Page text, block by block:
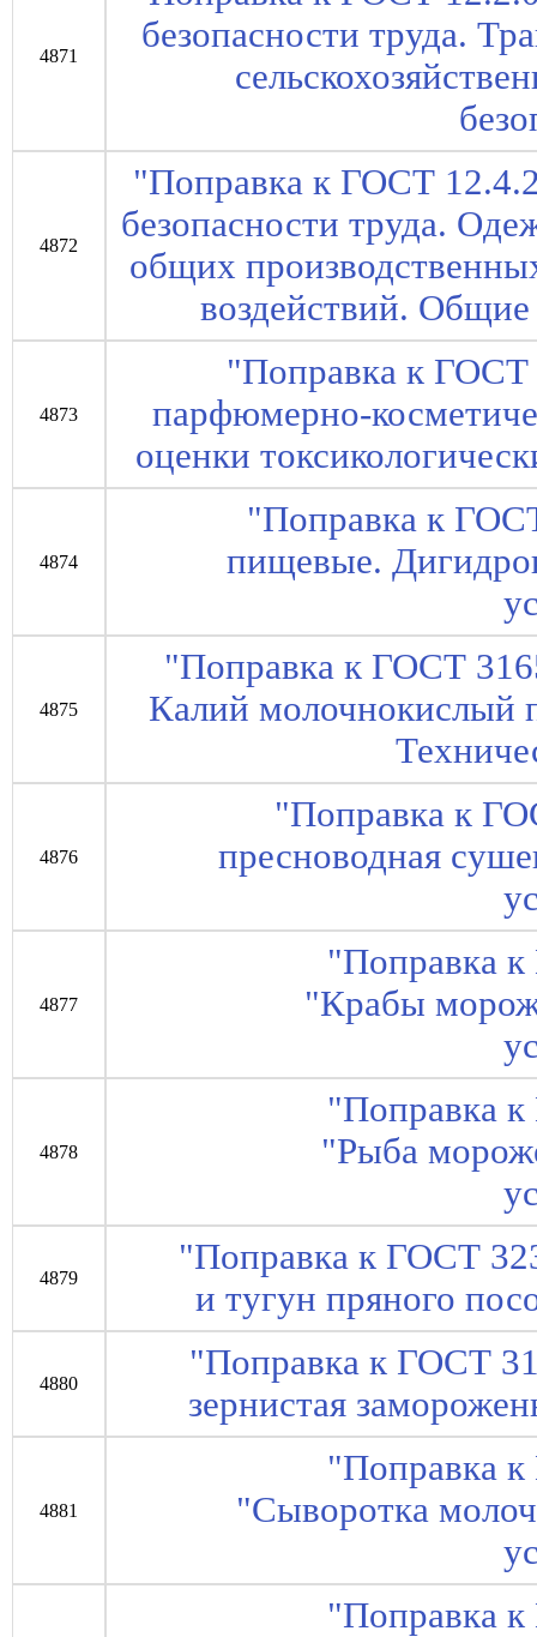
4871
безопасности труда.
4872
"Поправка к ГОСТ
безопасности труда.
общих
воздействий. Общие
4873
"Поправка к ГОСТ
парфюмерно-
оценки
4874
"Поправка к
пищевые.
4875
"Поправка к ГОСТ
Калий молочнокислый
4876
"Поправка к
пресноводная
4877
"Поправка
"Крабы
4878
"Поправка
"Рыба
4879
"Поправка к ГОСТ
и тугун пряного
4880
"Поправка к ГОСТ
зернистая
4881
"Поправка
"Сыворотка
"Поправка